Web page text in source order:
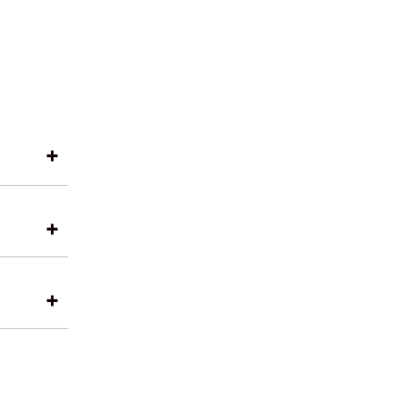
Traka
dostava